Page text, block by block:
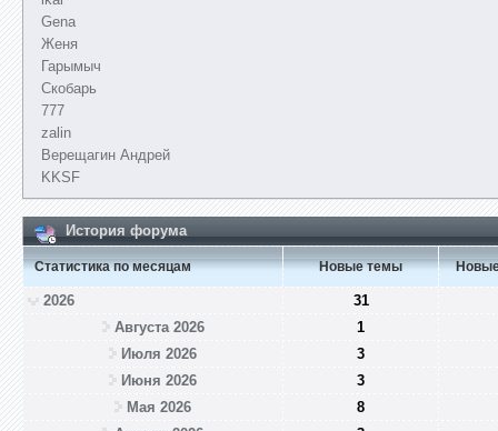
Gena
Женя
Гарымыч
Скобарь
777
zalin
Верещагин Андрей
KKSF
История форума
Статистика по месяцам Новые темы
2026
31
Августа 2026
1
Июля 2026
3
Июня 2026
3
Мая 2026
8